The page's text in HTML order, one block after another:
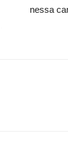
nessa